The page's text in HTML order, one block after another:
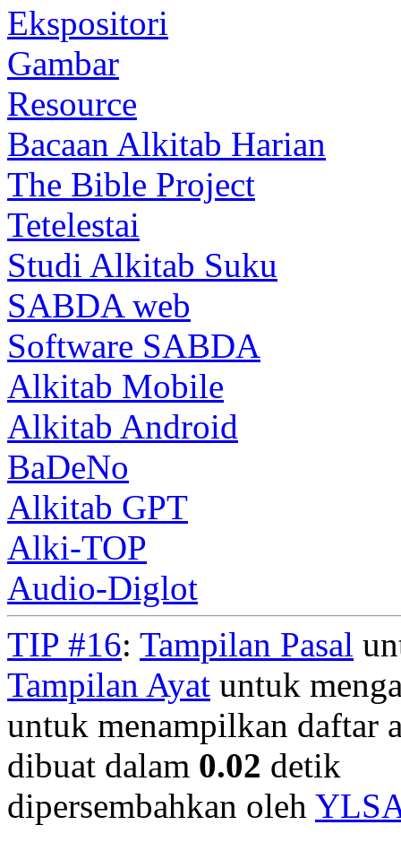
Ekspositori
Gambar
Resource
Bacaan Alkitab Harian
The Bible Project
Tetelestai
Studi Alkitab Suku
SABDA web
Software SABDA
Alkitab Mobile
Alkitab Android
BaDeNo
Alkitab GPT
Alki-TOP
Audio-Diglot
TIP #16: Tampilan Pasal
Tampilan Ayat untuk
untuk menampilkan daftar
dibuat dalam 0.02 detik
dipersembahkan oleh